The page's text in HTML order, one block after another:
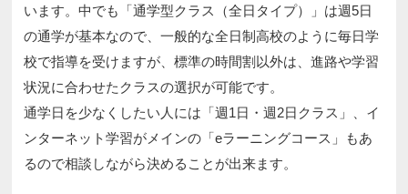
います。中でも「通学型クラス（全日タイプ）」は週5日
の通学が基本なので、一般的な全日制高校のように毎日学
校で指導を受けますが、標準の時間割以外は、進路や学習
状況に合わせたクラスの選択が可能です。
通学日を少なくしたい人には「週1日・週2日クラス」、イ
ンターネット学習がメインの「eラーニングコース」もあ
るので相談しながら決めることが出来ます。